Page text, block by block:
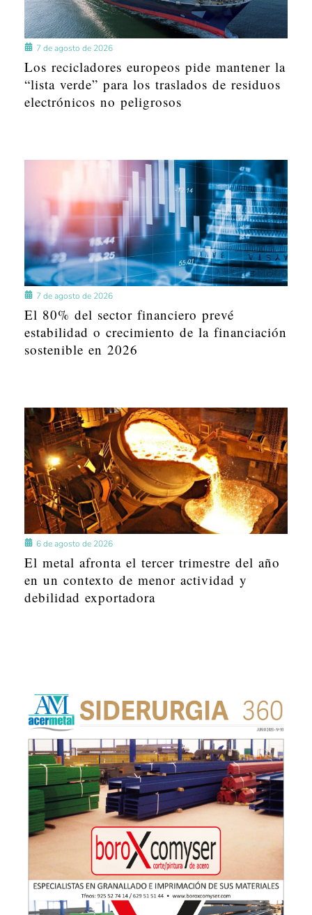
7 de agosto de 2026
Los recicladores europeos pide mantener la
“lista verde” para los traslados de residuos
electrónicos no peligrosos
7 de agosto de 2026
El 80% del sector financiero prevé
estabilidad o crecimiento de la financiación
sostenible en 2026
6 de agosto de 2026
El metal afronta el tercer trimestre del año
en un contexto de menor actividad y
debilidad exportadora